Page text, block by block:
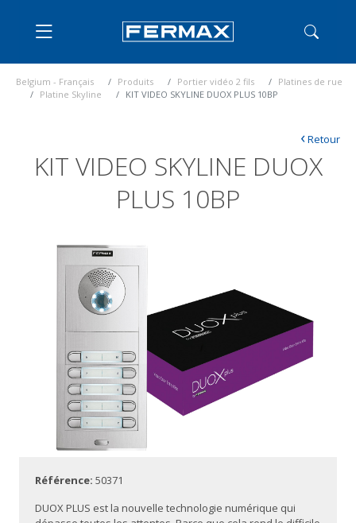
Belgium - Français Produits Portier vidéo 2 fils
Platines de rue
Platine Skyline
KIT VIDEO SKYLINE DUOX PLUS 10BP
KIT VIDEO SKYLINE DUOX
PLUS 10BP
‹Retour
Référence: 50371
DUOX PLUS est la nouvelle technologie numérique qui